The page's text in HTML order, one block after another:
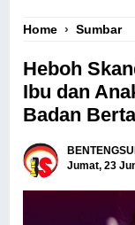
Home ›Sumbar
Heboh
Ibu dan
Badan
Jumat, 23